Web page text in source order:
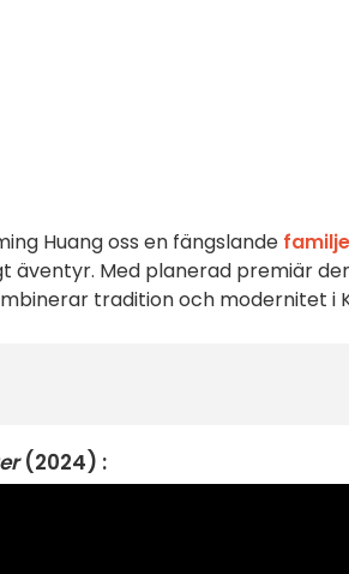
Huang oss en fängslande
äventyr. Med planerad premiär
tradition och modernitet i
(2024) :